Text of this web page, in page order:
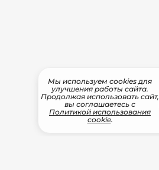
Мы используем сооkіеs для
улучшения работы сайта.
Продолжая использовать сайт,
вы соглашаетесь с
Политикой использования
cookie.